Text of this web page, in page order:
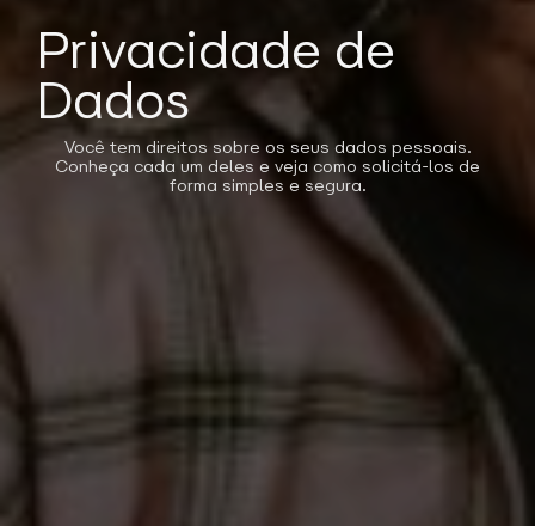
Privacidade de
Dados
Você tem direitos sobre os seus dados pessoais.
Conheça cada um deles e veja como solicitá-los de
forma simples e segura.